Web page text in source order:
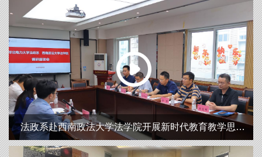
法政系赴西南政法大学法学院开展新时代教育教学思想
大讨论专题调研